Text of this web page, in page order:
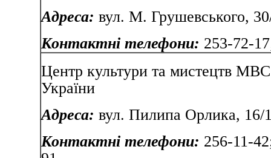
Адреса: вул. М. Грушевського,
Контактні телефони: 253-72-
Центр культури та мистецтв МВС
України
Адреса: вул. Пилипа Орлика, 16/
Контактні телефони: 256-11-